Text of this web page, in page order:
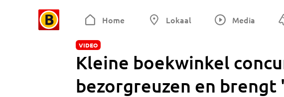
Home Lokaal Media
VIDEO
Kleine boekwinkel
bezorgreuzen en